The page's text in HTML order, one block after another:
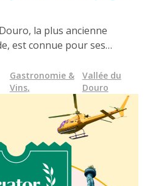
la plus ancienne
est connue pour ses
et ses vins exceptionnels.
elle propose plusieurs
des blancs
Moscatel do Douro - qui
le terroir et le savoir-faire
must pour les amateurs de
Gastronomie &
Vins,
Vallée du
Douro